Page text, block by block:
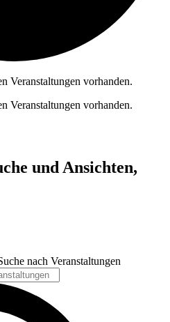
Veranstaltungen vorhanden.
Veranstaltungen vorhanden.
und Ansichten,
nach Veranstaltungen